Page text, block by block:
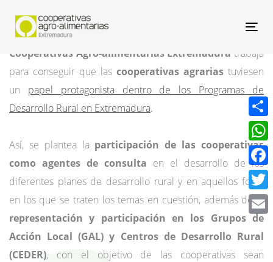
Cooperativas Agro-alimentarias Extremadura trabaja
para conseguir que las cooperativas agrarias tuviesen
un papel protagonista dentro de los Programas de
Desarrollo Rural en Extremadura.
Así, se plantea la participación de las cooperativas
como agentes de consulta en el desarrollo de los
diferentes planes de desarrollo rural y en aquellos foros
en los que se traten los temas en cuestión, además de la
representación y participación en los Grupos de
Acción Local (GAL) y Centros de Desarrollo Rural
(CEDER), con el objetivo de las cooperativas sean
Email